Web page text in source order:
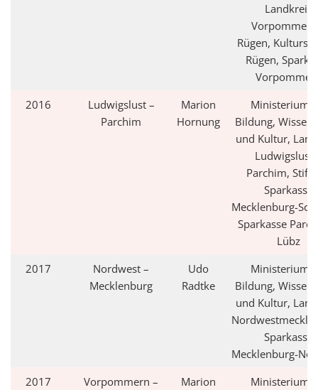
Landkreis
Rügen,
Rügen,
2016
Ludwigslust –
Parchim
Marion
Hornung
Ministerium
Bildung,
und Kultur,
Ludwigslust
Parchim,
Sparkasse
Mecklenburg-
Sparkasse
Lübz
2017
Nordwest –
Mecklenburg
Udo
Radtke
Ministerium
Bildung,
und Kultur,
Sparkasse
Mecklenburg-
2017
Vorpommern –
Marion
Ministerium